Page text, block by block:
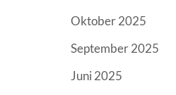
Oktober 2025
September 2025
Juni 2025